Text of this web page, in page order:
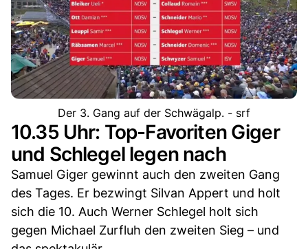
Der 3. Gang auf der Schwägalp. - srf
10.35 Uhr: Top-Favoriten Giger
und Schlegel legen nach
Samuel Giger gewinnt auch den zweiten Gang
des Tages. Er bezwingt Silvan Appert und holt
sich die 10. Auch Werner Schlegel holt sich
gegen Michael Zurfluh den zweiten Sieg – und